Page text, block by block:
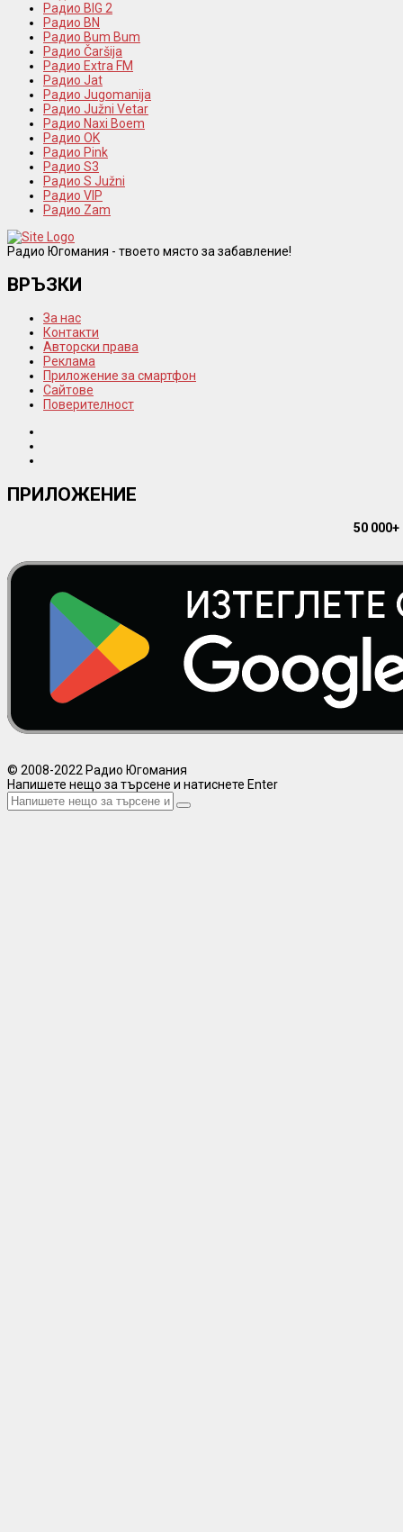
Радио BIG 2
Радио BN
Радио Bum Bum
Радио Čaršija
Радио Extra FM
Радио Jat
Радио Jugomanija
Радио Južni Vetar
Радио Naxi Boem
Радио OK
Радио Pink
Радио S3
Радио S Južni
Радио VIP
Радио Zam
Радио Югомания - твоето място за забавление!
ВРЪЗКИ
За нас
Контакти
Авторски права
Реклама
Приложение за смартфон
Сайтове
Поверителност
ПРИЛОЖЕНИЕ
50
© 2008-2022 Радио Югомания
Напишете нещо за търсене и натиснете Enter